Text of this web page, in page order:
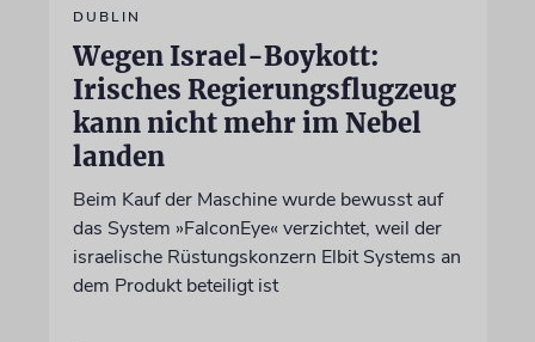
DUBLIN
Wegen Israel-Boykott:
Irisches Regierungsflugzeug
kann nicht mehr im Nebel
landen
Beim Kauf der Maschine wurde bewusst auf
das System »FalconEye« verzichtet, weil der
israelische Rüstungskonzern Elbit Systems an
dem Produkt beteiligt ist